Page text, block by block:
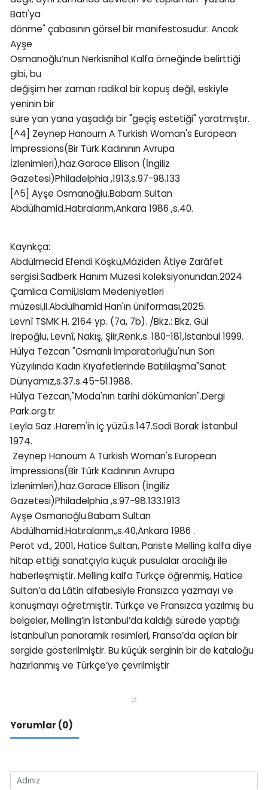
Batı'ya
dönme" çabasının görsel bir manifestosudur. Ancak
Ayşe
Osmanoğlu’nun Nerkisnihal Kalfa örneğinde belirttiği
gibi, bu
değişim her zaman radikal bir kopuş değil, eskiyle
yeninin bir
süre yan yana yaşadığı bir "geçiş estetiği" yaratmıştır.
[^4] Zeynep Hanoum A Turkish Woman's European
İmpressions(Bir Türk Kadınının Avrupa
İzlenimleri),haz.Garace Ellison (İngiliz
Gazetesi)Philadelphia ,1913,s.97-98.133
[^5] Ayşe Osmanoğlu.Babam Sultan
Abdülhamid.Hatıralarım,Ankara 1986 ,s.40.
Kaynkça:
Abdülmecid Efendi Köşkü,Mâziden Âtiye Zarâfet
sergisi.Sadberk Hanım Müzesi koleksiyonundan.2024
Çamlıca Camii,Islam Medeniyetleri
müzesi,II.Abdülhamid Han'ın üniforması,2025.
Levnî TSMK H. 2164 yp. (7a, 7b). /Bkz.: Bkz. Gül
İrepoğlu, Levnî, Nakış, Şiir,Renk,s. 180-181,İstanbul 1999.
Hülya Tezcan "Osmanlı İmparatorluğu'nun Son
Yüzyılında Kadın Kıyafetlerinde Batılılaşma"Sanat
Dünyamız,s.37.s.45-51.1988.
Hülya Tezcan,"Moda'nın tarihi dökümanları".Dergi
Park.org.tr
Leyla Saz .Harem'in iç yüzü.s.147.Sadi Borak İstanbul
1974.
Zeynep Hanoum A Turkish Woman's European
İmpressions(Bir Türk Kadınının Avrupa
İzlenimleri),haz.Garace Ellison (İngiliz
Gazetesi)Philadelphia ,s.97-98.133.1913
Ayşe Osmanoğlu.Babam Sultan
Abdülhamid.Hatıralarım,,s.40,Ankara 1986 .
Perot vd., 2001, Hatice Sultan, Pariste Melling kalfa diye
hitap ettiği sanatçıyla küçük pusulalar aracılığı ile
haberleşmiştir. Melling kalfa Türkçe öğrenmiş, Hatice
Sultan’a da Lâtin alfabesiyle Fransızca yazmayı ve
konuşmayı öğretmiştir. Türkçe ve Fransızca yazılmış bu
belgeler, Melling’in İstanbul’da kaldığı sürede yaptığı
İstanbul’un panoramik resimleri, Fransa’da açılan bir
sergide gösterilmiştir. Bu küçük serginin bir de kataloğu
hazırlanmış ve Türkçe’ye çevrilmiştir
#
Yorumlar (0)